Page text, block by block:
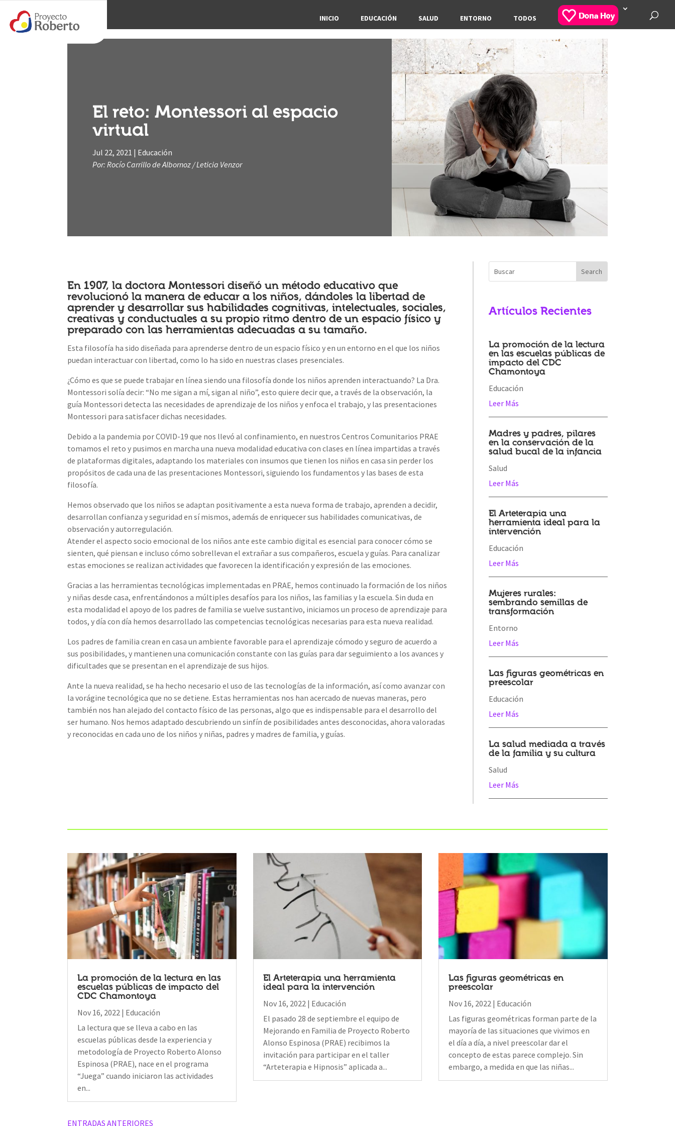
INICIO EDUCACIÓN SALUD ENTORNO TODOS
El reto: Montessori al espacio
virtual
Jul 22, 2021 | Educación
Por: Rocío Carrillo de Albornoz / Leticia Venzor
En 1907, la doctora Montessori diseñó un método educativo que
revolucionó la manera de educar a los niños, dándoles la libertad de
aprender y desarrollar sus habilidades cognitivas, intelectuales, sociales,
creativas y conductuales a su propio ritmo dentro de un espacio físico y
preparado con las herramientas adecuadas a su tamaño.
Esta filosofía ha sido diseñada para aprenderse dentro de un espacio físico y en un entorno en el que los niños
puedan interactuar con libertad, como lo ha sido en nuestras clases presenciales.
¿Cómo es que se puede trabajar en línea siendo una filosofía donde los niños aprenden interactuando? La Dra.
Montessori solía decir: “No me sigan a mí, sigan al niño”, esto quiere decir que, a través de la observación, la
guía Montessori detecta las necesidades de aprendizaje de los niños y enfoca el trabajo, y las presentaciones
Montessori para satisfacer dichas necesidades.
Debido a la pandemia por COVID-19 que nos llevó al confinamiento, en nuestros Centros Comunitarios PRAE
tomamos el reto y pusimos en marcha una nueva modalidad educativa con clases en línea impartidas a través
de plataformas digitales, adaptando los materiales con insumos que tienen los niños en casa sin perder los
propósitos de cada una de las presentaciones Montessori, siguiendo los fundamentos y las bases de esta
filosofía.
Hemos observado que los niños se adaptan positivamente a esta nueva forma de trabajo, aprenden a decidir,
desarrollan confianza y seguridad en sí mismos, además de enriquecer sus habilidades comunicativas, de
observación y autorregulación.
Atender el aspecto socio emocional de los niños ante este cambio digital es esencial para conocer cómo se
sienten, qué piensan e incluso cómo sobrellevan el extrañar a sus compañeros, escuela y guías. Para canalizar
estas emociones se realizan actividades que favorecen la identificación y expresión de las emociones.
Gracias a las herramientas tecnológicas implementadas en PRAE, hemos continuado la formación de los niños
y niñas desde casa, enfrentándonos a múltiples desafíos para los niños, las familias y la escuela. Sin duda en
esta modalidad el apoyo de los padres de familia se vuelve sustantivo, iniciamos un proceso de aprendizaje para
todos, y día con día hemos desarrollado las competencias tecnológicas necesarias para esta nueva realidad.
Los padres de familia crean en casa un ambiente favorable para el aprendizaje cómodo y seguro de acuerdo a
sus posibilidades, y mantienen una comunicación constante con las guías para dar seguimiento a los avances y
dificultades que se presentan en el aprendizaje de sus hijos.
Ante la nueva realidad, se ha hecho necesario el uso de las tecnologías de la información, así como avanzar con
la vorágine tecnológica que no se detiene. Estas herramientas nos han acercado de nuevas maneras, pero
también nos han alejado del contacto físico de las personas, algo que es indispensable para el desarrollo del
ser humano. Nos hemos adaptado descubriendo un sinfín de posibilidades antes desconocidas, ahora valoradas
y reconocidas en cada uno de los niños y niñas, padres y madres de familia, y guías.
Artículos Recientes
La promoción de la lectura
en las escuelas públicas de
impacto del CDC
Chamontoya
Educación
Leer Más
Madres y padres, pilares
en la conservación de la
salud bucal de la infancia
Salud
Leer Más
El Arteterapia una
herramienta ideal para la
intervención
Educación
Leer Más
Mujeres rurales:
sembrando semillas de
transformación
Entorno
Leer Más
Las figuras geométricas en
preescolar
Educación
Leer Más
La salud mediada a través
de la familia y su cultura
Salud
Leer Más
La promoción de la lectura en las
escuelas públicas de impacto del
CDC Chamontoya
Nov 16, 2022 | Educación
La lectura que se lleva a cabo en las
escuelas públicas desde la experiencia y
metodología de Proyecto Roberto Alonso
Espinosa (PRAE), nace en el programa
“Juega” cuando iniciaron las actividades
en...
El Arteterapia una herramienta
ideal para la intervención
Nov 16, 2022 | Educación
El pasado 28 de septiembre el equipo de
Mejorando en Familia de Proyecto Roberto
Alonso Espinosa (PRAE) recibimos la
invitación para participar en el taller
“Arteterapia e Hipnosis” aplicada a...
Las figuras geométricas en
preescolar
Nov 16, 2022 | Educación
Las figuras geométricas forman parte de la
mayoría de las situaciones que vivimos en
el día a día, a nivel preescolar dar el
concepto de estas parece complejo. Sin
embargo, a medida en que las niñas...